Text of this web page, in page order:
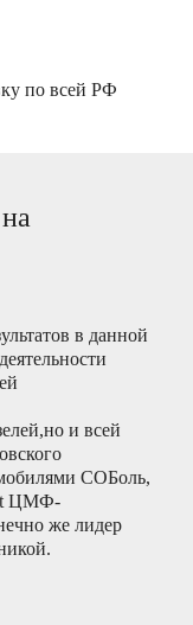
по всей РФ
в данной
и всей
СОБоль,
ЦМФ-
же лидер